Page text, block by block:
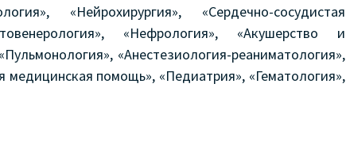
«Нейрохирургия», «Сердечно-сосудистая
«Нефрология», «Акушерство и
«Анестезиология-реаниматология»,
медицинская помощь», «Педиатрия», «Гематология»,